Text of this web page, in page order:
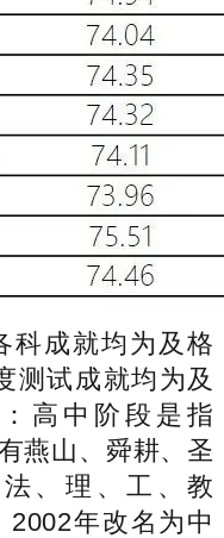
科成就均为及格
测试成就均为及
高中阶段是指
燕山、舜耕、圣
、理、工、教
年改名为中